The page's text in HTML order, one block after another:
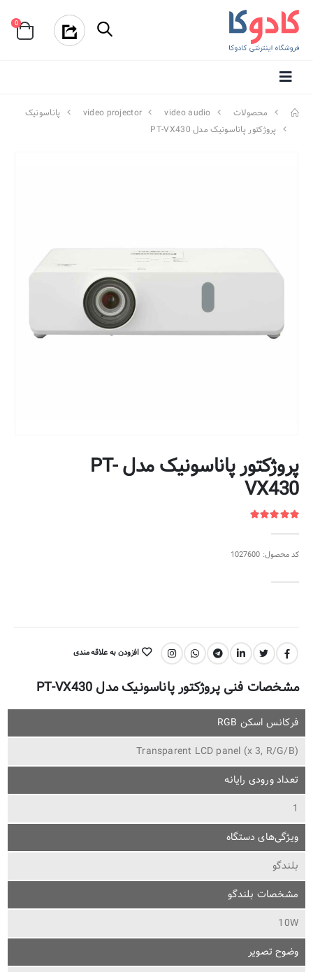
0
محصولات video audio
video projector
پاناسونیک
پروژکتور پاناسونیک مدل PT-VX430
پروژکتور پاناسونیک مدل PT-
VX430
کد محصول: 1027600
اشتراک گذاری: افزودن به علاقه مندی
مشخصات فنی پروژکتور پاناسونیک مدل PT-VX430
فرکانس اسکن RGB
Transparent LCD panel (x 3, R/G/B)
تعداد ورودی رایانه
1
ویژگی‌های دستگاه
بلندگو
مشخصات بلندگو
10W
وضوح تصویر